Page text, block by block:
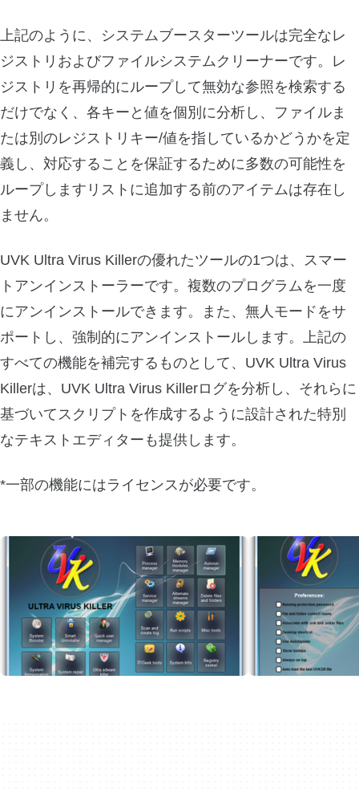
上記のように、システムブースターツールは完全なレ
ジストリおよびファイルシステムクリーナーです。レ
ジストリを再帰的にループして無効な参照を検索する
だけでなく、各キーと値を個別に分析し、ファイルま
たは別のレジストリキー/値を指しているかどうかを定
義し、対応することを保証するために多数の可能性を
ループしますリストに追加する前のアイテムは存在し
ません。
UVK Ultra Virus Killerの優れたツールの1つは、スマー
トアンインストーラーです。複数のプログラムを一度
にアンインストールできます。また、無人モードをサ
ポートし、強制的にアンインストールします。上記の
すべての機能を補完するものとして、UVK Ultra Virus
Killerは、UVK Ultra Virus Killerログを分析し、それらに
基づいてスクリプトを作成するように設計された特別
なテキストエディターも提供します。
*一部の機能にはライセンスが必要です。